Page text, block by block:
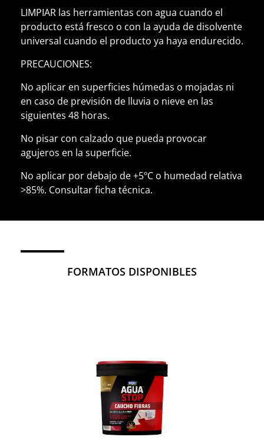
LIMPIAR las herramientas con agua cuando el
producto está fresco o con la ayuda de disolvente
universal cuando el producto ya haya endurecido.
PRECAUCIONES:
No aplicar en superficies húmedas o mojadas ni
en caso de previsión de lluvia o nieve en las
siguientes 48 horas.
No pisar con calzado que pueda provocar
agujeros en la superficie.
No aplicar por debajo de +5ºC o humedad relativa
>85%. Consultar ficha técnica.
FORMATOS DISPONIBLES